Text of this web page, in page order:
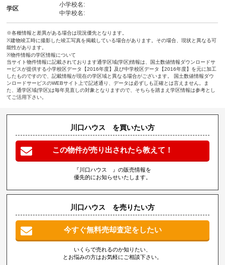
学区
小学校名:
中学校名:
※各種情報と差異がある場合は現況優先となります。
※建物竣工時に撮影した竣工写真を掲載している場合があります。その場合、現状と異なる可
能性があります。
※物件情報の学区情報について
当サイト物件情報に記載されております通学区域(学区)情報は、国土数値情報ダウンロードサ
ービスが提供する小学校区データ【2016年度】及び中学校区データ【2016年度】を元に加工
したものですので、記載情報が現在の学区域と異なる場合がございます。 国土数値情報ダウ
ンロードサービスのWEBサイト上で記述通り、データは必ずしも正確とは言えません。ま
た、通学区域(学区)は毎年見直しの対象となりますので、そちらを踏まえ学区情報は参考とし
てご活用下さい。
川口ハウス を買いたい方
この物件が売り出されたら教えて！
『川口ハウス 』の販売情報を
優先的にお知らせいたします。
川口ハウス を売りたい方
今すぐ無料売却査定をしたい
いくらで売れるのか知りたい、
とお悩みの方はお気軽にご相談下さい。